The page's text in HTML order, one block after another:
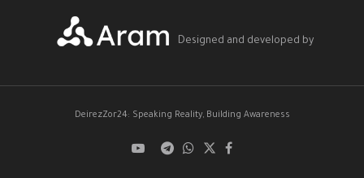
Designed and developed by
DeirezZor24: Speaking Reality, Building Awareness